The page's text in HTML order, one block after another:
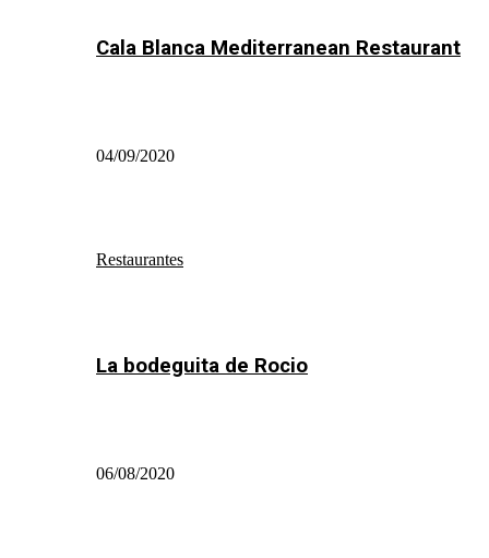
Cala Blanca Mediterranean Restaurant
04/09/2020
Restaurantes
La bodeguita de Rocio
06/08/2020